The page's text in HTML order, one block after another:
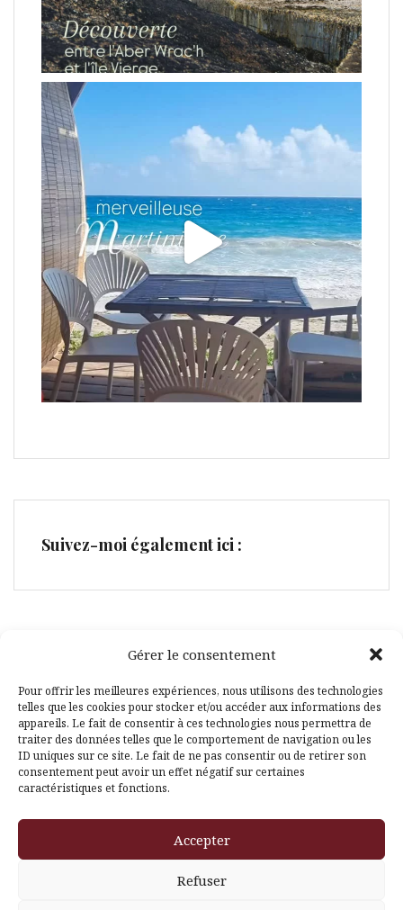
Gérer le consentement
Pour offrir les meilleures expériences, nous utilisons des technologies
telles que les cookies pour stocker et/ou accéder aux informations des
appareils. Le fait de consentir à ces technologies nous permettra de
traiter des données telles que le comportement de navigation ou les
ID uniques sur ce site. Le fait de ne pas consentir ou de retirer son
consentement peut avoir un effet négatif sur certaines
caractéristiques et fonctions.
Accepter
Refuser
Suivez-moi également ici :
Facebook
Pinterest
Themeisle